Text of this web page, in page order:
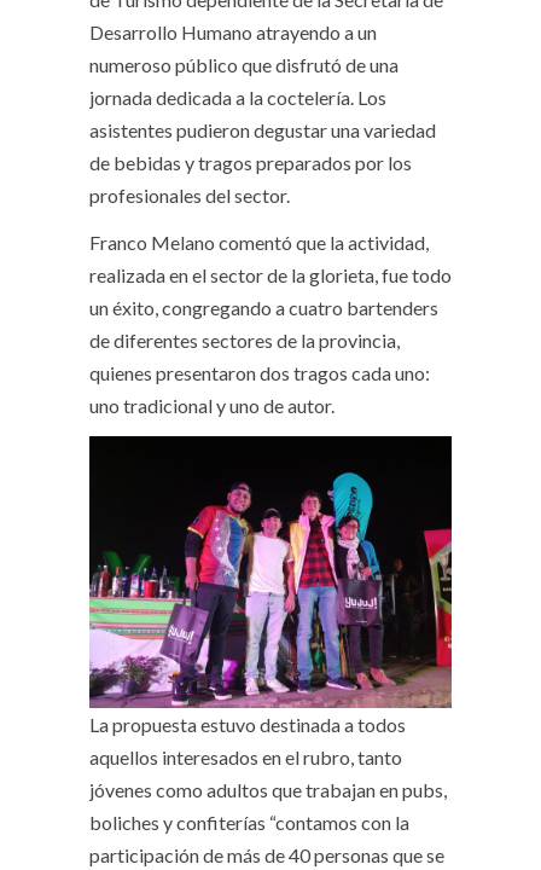
Desarrollo Humano atrayendo a un
numeroso público que disfrutó de una
jornada dedicada a la coctelería. Los
asistentes pudieron degustar una variedad
de bebidas y tragos preparados por los
profesionales del sector.
Franco Melano comentó que la actividad,
realizada en el sector de la glorieta, fue todo
un éxito, congregando a cuatro bartenders
de diferentes sectores de la provincia,
quienes presentaron dos tragos cada uno:
uno tradicional y uno de autor.
La propuesta estuvo destinada a todos
aquellos interesados en el rubro, tanto
jóvenes como adultos que trabajan en pubs,
boliches y confiterías “contamos con la
participación de más de 40 personas que se